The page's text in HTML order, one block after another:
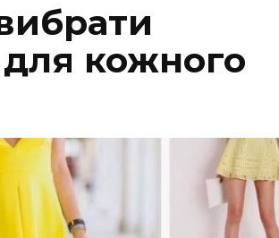
кожного